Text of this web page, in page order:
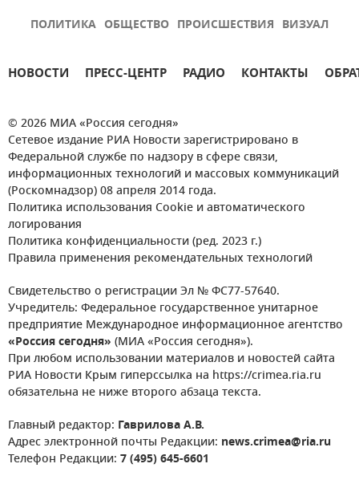
ПОЛИТИКА ОБЩЕСТВО ПРОИСШЕСТВИЯ ВИЗУАЛ
НОВОСТИ ПРЕСС-ЦЕНТР РАДИО КОНТАКТЫ
© 2026 МИА «Россия сегодня»
Сетевое издание РИА Новости зарегистрировано в
Федеральной службе по надзору в сфере связи,
информационных технологий и массовых коммуникаций
(Роскомнадзор) 08 апреля 2014 года.
Политика использования Cookie и автоматического
логирования
Политика конфиденциальности (ред. 2023 г.)
Правила применения рекомендательных технологий
Свидетельство о регистрации Эл № ФС77-57640.
Учредитель: Федеральное государственное унитарное
предприятие Международное информационное агентство
«Россия сегодня» (МИА «Россия сегодня»).
При любом использовании материалов и новостей сайта
РИА Новости Крым гиперссылка на https://crimea.ria.ru
обязательна не ниже второго абзаца текста.
Главный редактор: Гаврилова А.В.
Адрес электронной почты Редакции: news.crimea@ria.ru
Телефон Редакции: 7 (495) 645-6601